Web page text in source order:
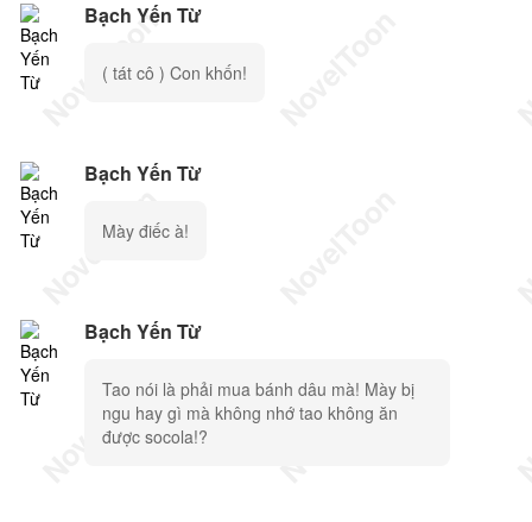
Bạch Yến Từ
( tát cô ) Con khốn!
Bạch Yến Từ
Mày điếc à!
Bạch Yến Từ
Tao nói là phải mua bánh dâu mà! Mày bị
ngu hay gì mà không nhớ tao không ăn
được socola!?